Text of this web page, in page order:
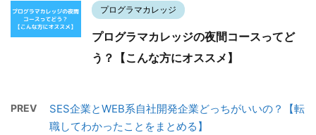
プログラマカレッジ
プログラマカレッジの夜間コースってど
う？【こんな方にオススメ】
PREV
SES企業とWEB系自社開発企業どっちがいいの？【転
職してわかったことをまとめる】